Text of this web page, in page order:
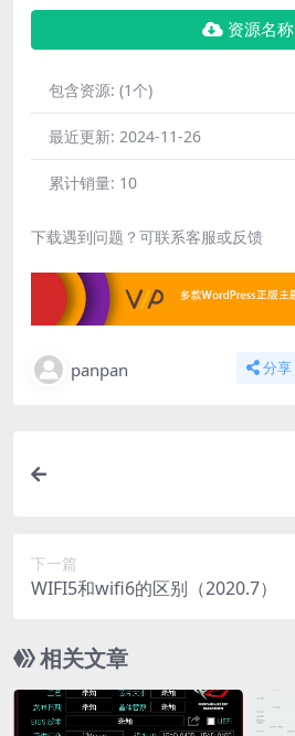
资源名称
包含资源: (1个)
最近更新: 2024-11-26
累计销量: 10
下载遇到问题？可联系客服或反馈
panpan 分享
下一篇
WIFI5和wifi6的区别（2020.7）
相关文章